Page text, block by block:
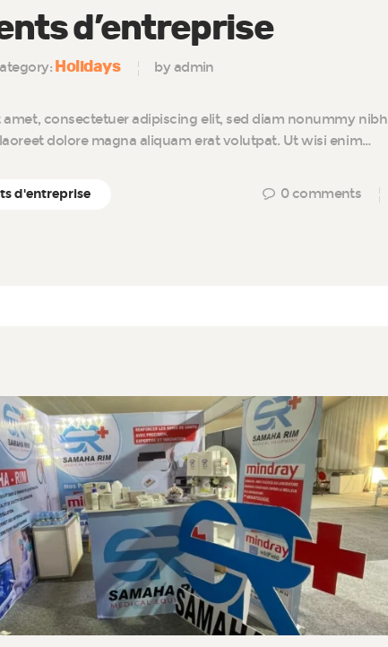
d’entreprise
Holidays by admin
consectetuer adipiscing elit, sed diam nonummy nibh
dolore magna aliquam erat volutpat. Ut wisi enim…
d'entreprise 0 comments